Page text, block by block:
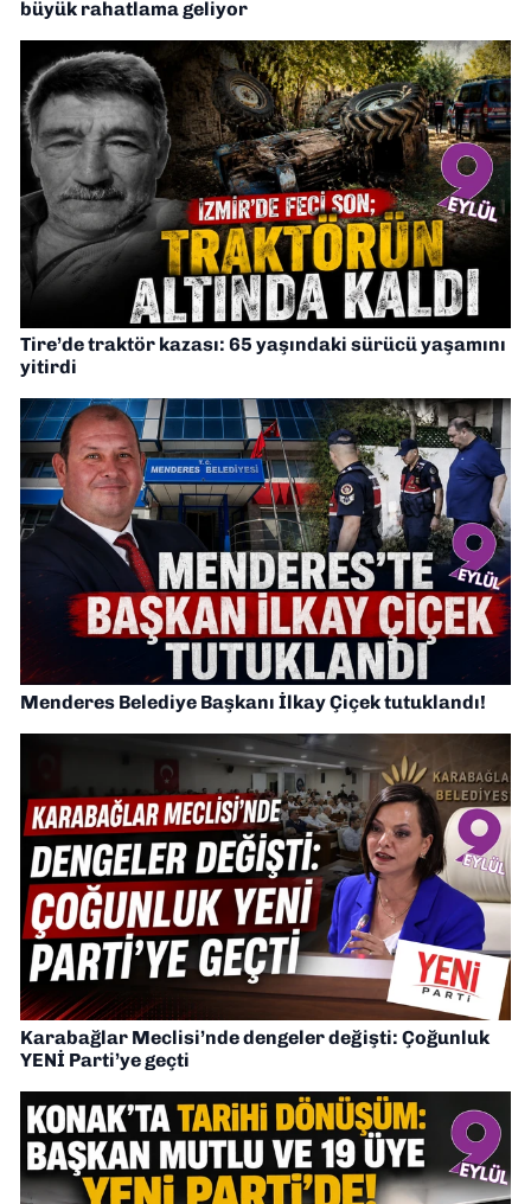
büyük rahatlama geliyor
Tire’de traktör kazası: 65 yaşındaki sürücü yaşamını
yitirdi
Menderes Belediye Başkanı İlkay Çiçek tutuklandı!
Karabağlar Meclisi’nde dengeler değişti: Çoğunluk
YENİ Parti’ye geçti